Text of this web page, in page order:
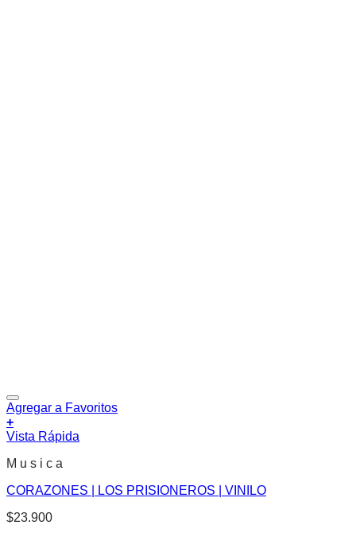
Agregar a Favoritos
+
Vista Rápida
M u s i c a
CORAZONES | LOS PRISIONEROS | VINILO
$23.900